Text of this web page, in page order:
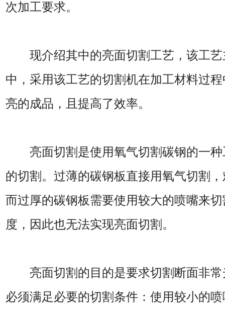
次加工要求。
现介绍其中的亮面切割工艺，该工艺
中，采用该工艺的切割机在加工材料过
亮的成品，且提高了效率。
亮面切割是使用氧气切割碳钢的一种
的切割。过薄的碳钢板直接用氧气切割
而过厚的碳钢板需要使用较大的喷嘴来
度，因此也无法实现亮面切割。
亮面切割的目的是要求切割断面非常
必须满足必要的切割条件：使用较小的